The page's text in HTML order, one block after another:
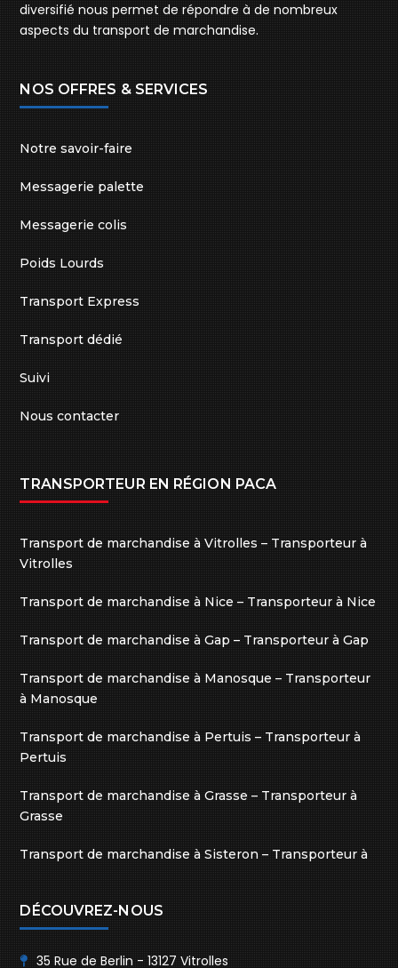
diversifié nous permet de répondre à de nombreux
aspects du transport de marchandise.
NOS OFFRES & SERVICES
Notre savoir-faire
Messagerie palette
Messagerie colis
Poids Lourds
Transport Express
Transport dédié
Suivi
Nous contacter
TRANSPORTEUR EN RÉGION PACA
Transport de marchandise à Vitrolles – Transporteur à
Vitrolles
Transport de marchandise à Nice – Transporteur à Nice
Transport de marchandise à Gap – Transporteur à Gap
Transport de marchandise à Manosque – Transporteur
à Manosque
Transport de marchandise à Pertuis – Transporteur à
Pertuis
Transport de marchandise à Grasse – Transporteur à
Grasse
Transport de marchandise à Sisteron – Transporteur à
Sisteron
DÉCOUVREZ-NOUS
35 Rue de Berlin - 13127 Vitrolles